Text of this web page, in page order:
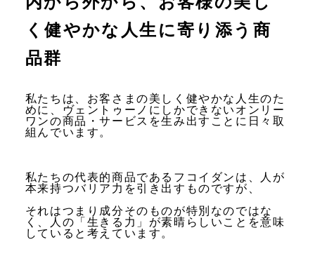
く健やかな人生に寄り添う商
品群
私たちは、お客さまの美しく健やかな人生のた
めに、
ヴェントゥーノにしかできないオンリー
ワンの商品・サービスを生み出すことに日々取
組んでいます。
私たちの代表的商品であるフコイダンは、人が
本来持つバリア力を引き出すものですが、
それはつまり成分そのものが特別なのではな
く、人の「生きる力」が素晴らしいことを意味
していると考えています。